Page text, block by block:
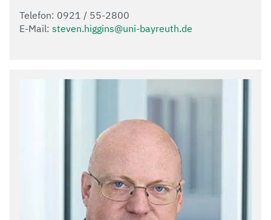
Telefon: 0921 / 55-2800
E-Mail: steven.higgins@uni-bayreuth.de